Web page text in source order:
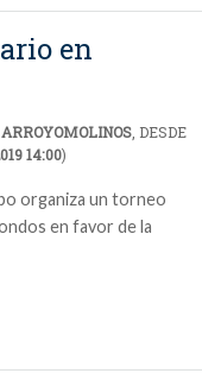
en
, DESDE
14:00)
organiza un torneo
en favor de la